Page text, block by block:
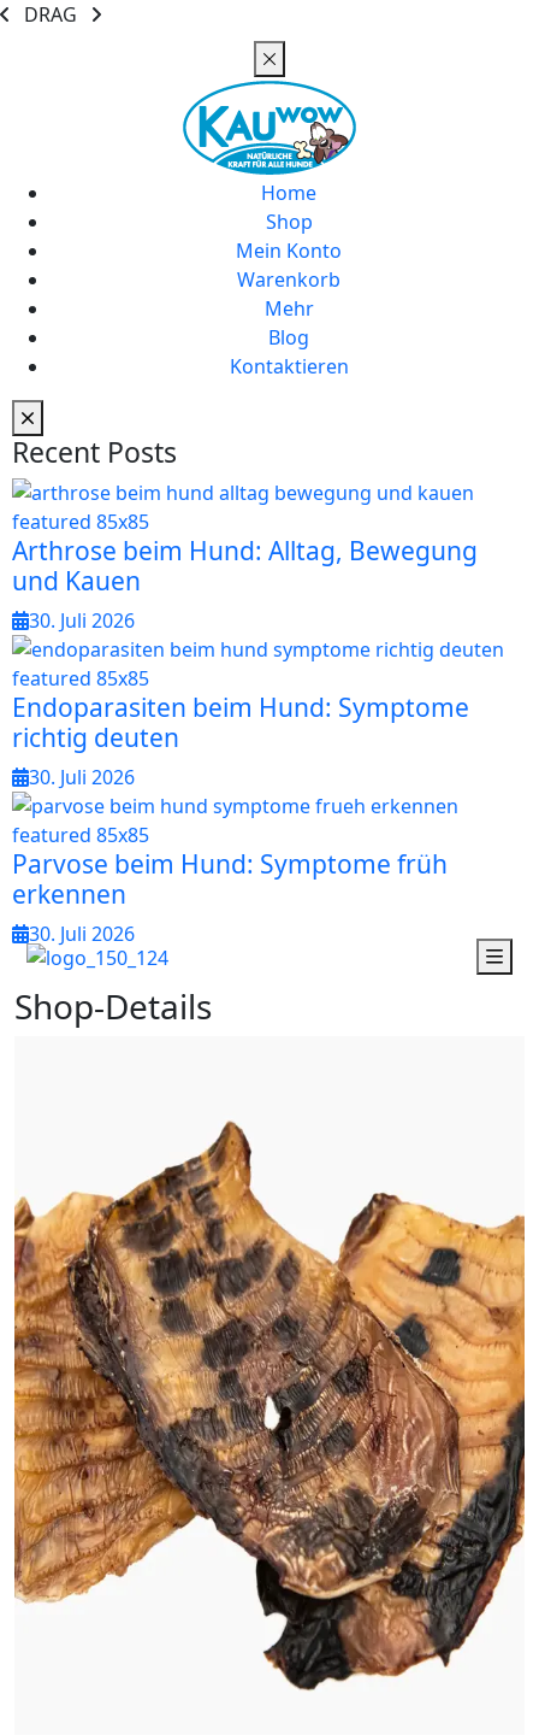
DRAG
Home
Shop
Mein Konto
Warenkorb
Mehr
Blog
Kontaktieren
Recent Posts
Arthrose beim Hund: Alltag, Bewegung
und Kauen
30. Juli 2026
Endoparasiten beim Hund: Symptome
richtig deuten
30. Juli 2026
Parvose beim Hund: Symptome früh
erkennen
30. Juli 2026
Shop-Details